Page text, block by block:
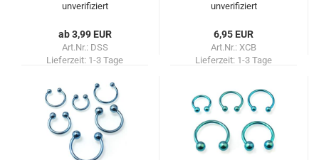
unverifiziert
ab 3,99 EUR
Art.Nr.: DSS
Lieferzeit: 1-3 Tage
unverifiziert
6,95 EUR
Art.Nr.: XCB
Lieferzeit: 1-3 Tage